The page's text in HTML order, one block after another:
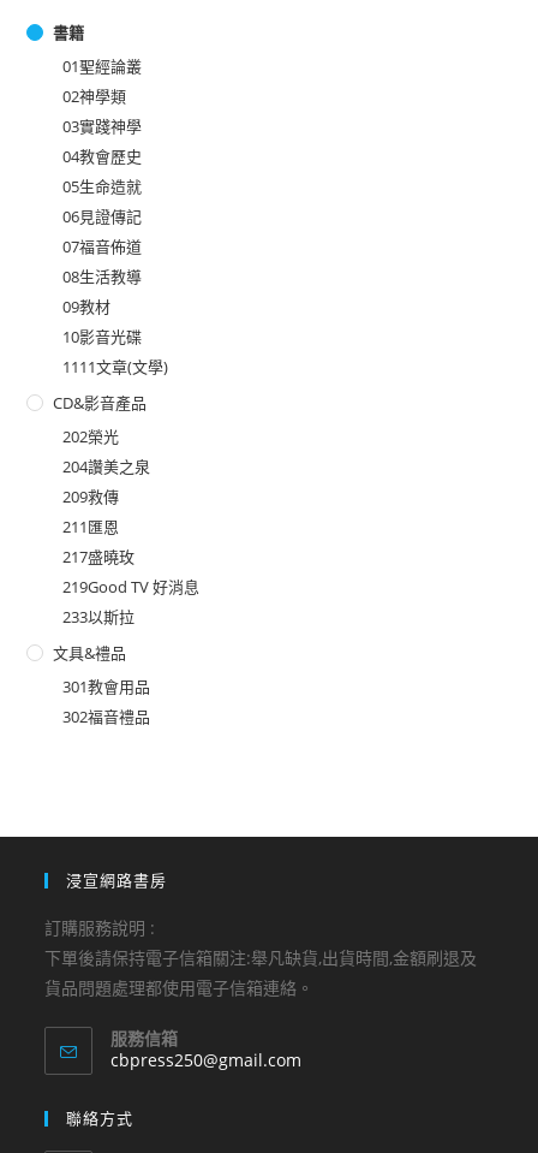
書籍
01聖經論叢
02神學類
03實踐神學
04教會歷史
05生命造就
06見證傳記
07福音佈道
08生活教導
09教材
10影音光碟
1111文章(文學)
CD&影音產品
202榮光
204讚美之泉
209救傳
211匯恩
217盛曉玫
219Good TV 好消息
233以斯拉
文具&禮品
301教會用品
302福音禮品
浸宣網路書房
訂購服務說明 :
下單後請保持電子信箱關注:舉凡缺貨,出貨時間,金額刷退及
貨品問題處理都使用電子信箱連絡。
服務信箱
cbpress250@gmail.com
聯絡方式